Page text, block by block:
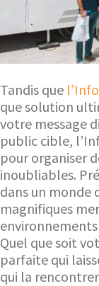
Tandis que
que solution
votre message
public cible,
pour organiser
inoubliables.
dans un monde
magnifiques
environnements
Quel que soit
parfaite qui
qui la